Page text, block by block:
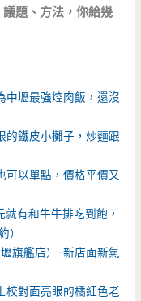
題、方法，你給幾
壢最強焢肉飯，還沒
鐵皮小攤子，炒麵跟
以單點，價格平價又
有和牛牛排吃到飽，
）
旗艦店）-新店面新氣
對面亮眼的橘紅色老